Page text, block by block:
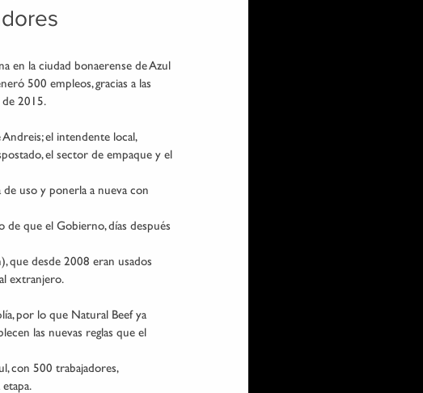
en la ciudad bonaerense de Azul
500 empleos, gracias a las
2015.
Andreis; el intendente local,
el sector de empaque y el
uso y ponerla a nueva con
que el Gobierno, días después
que desde 2008 eran usados
extranjero.
por lo que Natural Beef ya
las nuevas reglas que el
con 500 trabajadores,